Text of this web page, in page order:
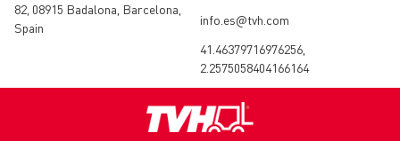
82, 08915 Badalona, Barcelona,
Spain
info.es@tvh.com
41.46379716976256,
2.2575058404166164